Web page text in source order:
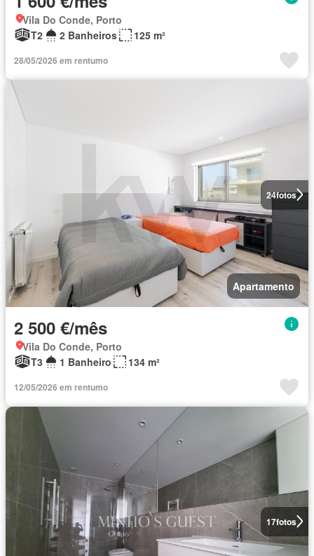
Vila Do Conde, Porto
T2
2 Banheiros 125 m²
28/05/2026 em rentumo
24fotos
Apartamento
2 500 €/mês
Vila Do Conde, Porto
T3
1 Banheiro 134 m²
12/05/2026 em rentumo
17fotos